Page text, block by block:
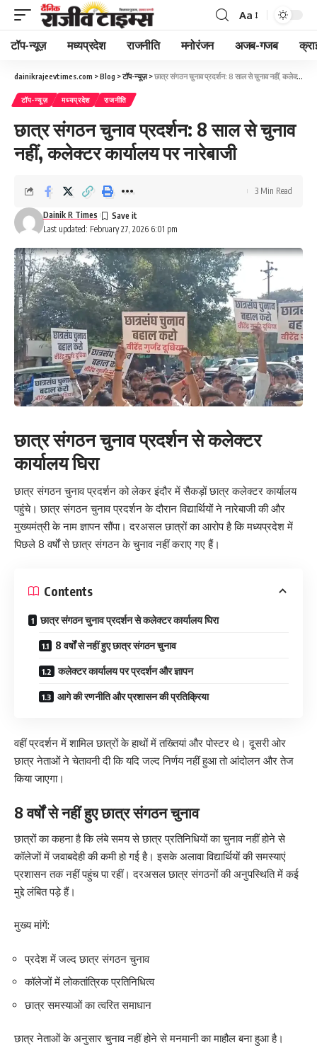
Font
Resizer
Aa
टॉप-न्यूज़ मध्यप्रदेश राजनीति मनोरंजन अजब-गजब
dainikrajeevtimes.com >Blog >टॉप-न्यूज़>छात्र संगठन चुनाव प्रदर्शन: 8 साल से चुनाव नहीं, कलेक्टर कार्यालय पर नारेबाजी
टॉप-न्यूज़ मध्यप्रदेश राजनीति
छात्र संगठन चुनाव प्रदर्शन: 8 साल से चुनाव
नहीं, कलेक्टर कार्यालय पर नारेबाजी
Last updated: February 27, 2026 6:01 pm
Dainik R Times
3 Min Read
छात्र संगठन चुनाव प्रदर्शन से कलेक्टर
कार्यालय घिरा
छात्र संगठन चुनाव प्रदर्शन को लेकर इंदौर में सैकड़ों छात्र कलेक्टर कार्यालय
पहुंचे। छात्र संगठन चुनाव प्रदर्शन के दौरान विद्यार्थियों ने नारेबाजी की और
मुख्यमंत्री के नाम ज्ञापन सौंपा। दरअसल छात्रों का आरोप है कि मध्यप्रदेश में
पिछले 8 वर्षों से छात्र संगठन के चुनाव नहीं कराए गए हैं।
Contents
छात्र संगठन चुनाव प्रदर्शन से कलेक्टर कार्यालय घिरा
8 वर्षों से नहीं हुए छात्र संगठन चुनाव
कलेक्टर कार्यालय पर प्रदर्शन और ज्ञापन
आगे की रणनीति और प्रशासन की प्रतिक्रिया
वहीं प्रदर्शन में शामिल छात्रों के हाथों में तख्तियां और पोस्टर थे। दूसरी ओर
छात्र नेताओं ने चेतावनी दी कि यदि जल्द निर्णय नहीं हुआ तो आंदोलन और तेज
किया जाएगा।
8 वर्षों से नहीं हुए छात्र संगठन चुनाव
छात्रों का कहना है कि लंबे समय से छात्र प्रतिनिधियों का चुनाव नहीं होने से
कॉलेजों में जवाबदेही की कमी हो गई है। इसके अलावा विद्यार्थियों की समस्याएं
प्रशासन तक नहीं पहुंच पा रहीं। दरअसल छात्र संगठनों की अनुपस्थिति में कई
मुद्दे लंबित पड़े हैं।
मुख्य मांगें:
प्रदेश में जल्द छात्र संगठन चुनाव
कॉलेजों में लोकतांत्रिक प्रतिनिधित्व
छात्र समस्याओं का त्वरित समाधान
छात्र नेताओं के अनुसार चुनाव नहीं होने से मनमानी का माहौल बना हुआ है।